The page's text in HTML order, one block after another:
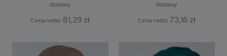
dostawy
Cena netto: 81,29 zł
dostawy
Cena netto: 73,16 zł